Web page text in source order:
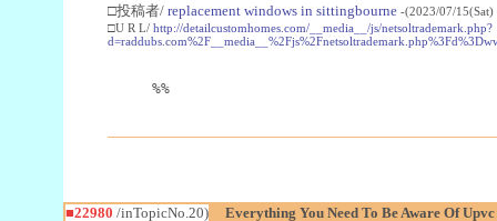
□投稿者/ replacement windows in sittingbourne -(2023/07/
□U R L/ http://detailcustomhomes.com/__media__/js/netsoltrademark.php?
%%
■22980 /inTopicNo.20) Everything You Need To Be Aware Of